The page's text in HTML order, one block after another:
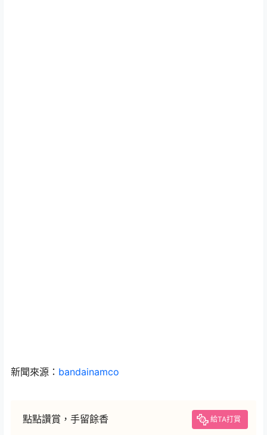
新聞來源： bandainamco
點點讚賞，手留餘香 給TA打賞